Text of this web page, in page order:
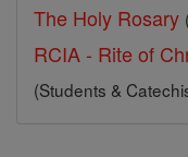
The Holy Rosary
RCIA - Rite of
(Students &